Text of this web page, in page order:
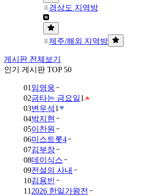
경상도 지역방
제주/해외 지역방
게시판 전체보기
인기 게시판 TOP 50
01 임영웅
02금타는 금요일1
03변우석1
04박지현
05이찬원
06미스트롯4
07김부장
08데이식스
09전설의 사내
10김용빈
11 2026 한일가왕전